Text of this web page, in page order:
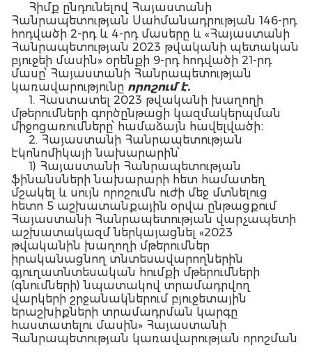
Հիմք ընդունելով Հայաստանի
Հանրապետության Սահմանադրության 146-րդ
հոդվածի 2-րդ և 4-րդ մասերը և «Հայաստանի
Հանրապետության 2023 թվականի պետական
բյուջեի մասին» օրենքի 9-րդ հոդվածի 21-րդ
մասը՝ Հայաստանի Հանրապետության
կառավարությունը որոշում է.
1. Հաստատել 2023 թվականի խաղողի
մթերումների գործընթացի կազմակերպման
միջոցառումները՝ համաձայն հավելվածի։
2. Հայաստանի Հանրապետության
էկոնոմիկայի նախարարին՝
1) Հայաստանի Հանրապետության
ֆինանսների նախարարի հետ համատեղ
մշակել և սույն որոշումն ուժի մեջ մտնելուց
հետո 5 աշխատանքային օրվա ընթացքում
Հայաստանի Հանրապետության վարչապետի
աշխատակազմ ներկայացնել «2023
թվականին խաղողի մթերումներ
իրականացնող տնտեսավարողներին
գյուղատնտեսական հումքի մթերումների
(գնումների) նպատակով տրամադրվող
վարկերի շրջանակներում բյուջետային
երաշխիքների տրամադրման կարգը
հաստատելու մասին» Հայաստանի
Հանրապետության կառավարության որոշման